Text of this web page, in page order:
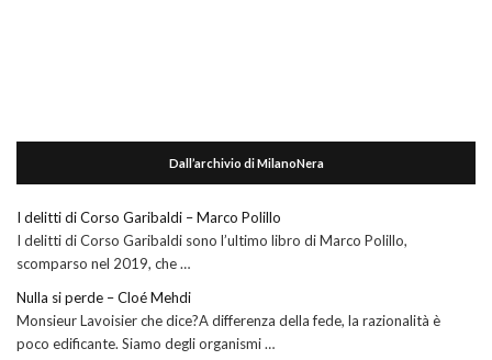
Dall’archivio di MilanoNera
I delitti di Corso Garibaldi – Marco Polillo
I delitti di Corso Garibaldi sono l’ultimo libro di Marco Polillo,
scomparso nel 2019, che …
Nulla si perde – Cloé Mehdi
Monsieur Lavoisier che dice?A differenza della fede, la razionalità è
poco edificante. Siamo degli organismi …